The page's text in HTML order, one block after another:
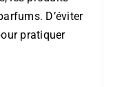
D’éviter
pratiquer